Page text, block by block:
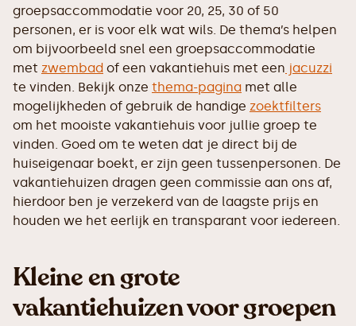
groepsaccommodatie voor 20, 25, 30 of 50
personen, er is voor elk wat wils. De thema’s helpen
om bijvoorbeeld snel een groepsaccommodatie
met zwembad of een vakantiehuis met een jacuzzi
te vinden. Bekijk onze thema-pagina met alle
mogelijkheden of gebruik de handige zoektfilters
om het mooiste vakantiehuis voor jullie groep te
vinden. Goed om te weten dat je direct bij de
huiseigenaar boekt, er zijn geen tussenpersonen. De
vakantiehuizen dragen geen commissie aan ons af,
hierdoor ben je verzekerd van de laagste prijs en
houden we het eerlijk en transparant voor iedereen.
Kleine en grote
vakantiehuizen voor groepen